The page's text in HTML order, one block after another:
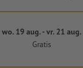
wo. 19 aug. - vr. 21 aug.
Gratis